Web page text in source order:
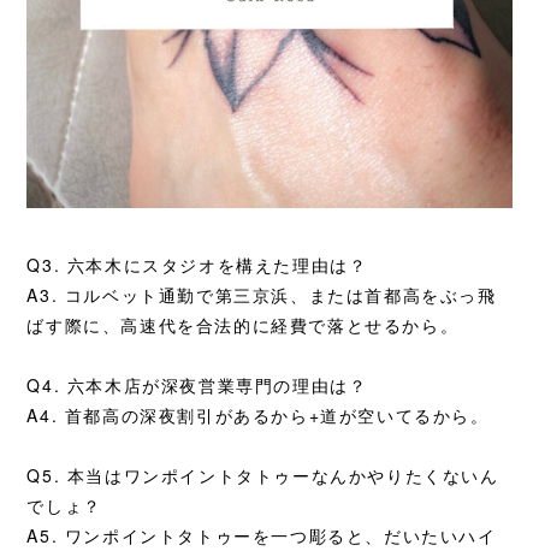
Q3. 六本木にスタジオを構えた理由は？
A3. コルベット通勤で第三京浜、または首都高をぶっ飛
ばす際に、高速代を合法的に経費で落とせるから。
Q4. 六本木店が深夜営業専門の理由は？
A4. 首都高の深夜割引があるから+道が空いてるから。
Q5. 本当はワンポイントタトゥーなんかやりたくないん
でしょ？
A5. ワンポイントタトゥーを一つ彫ると、だいたいハイ